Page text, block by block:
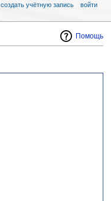
Помощь
создать учётную запись войти